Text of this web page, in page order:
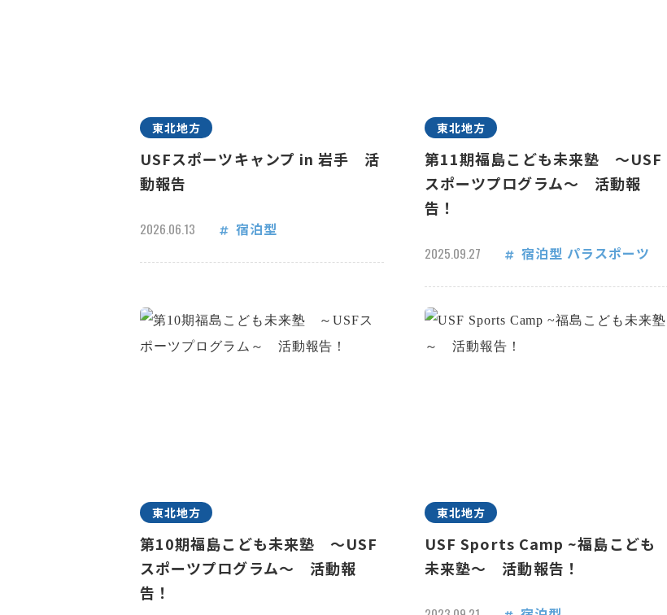
東北地方
USFスポーツキャンプ in 岩手 活
動報告
2026.06.13 宿泊型
東北地方
第11期福島こども未来塾 ～USF
スポーツプログラム～ 活動報
告！
2025.09.27 宿泊型 パラスポーツ
東北地方
第10期福島こども未来塾 ～USF
スポーツプログラム～ 活動報
告！
東北地方
USF Sports Camp ~福島こども
未来塾～ 活動報告！